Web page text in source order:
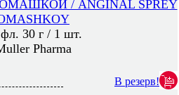
/ ANGINAL SPREY
30 г / 1 шт.
Pharma
В резерв!